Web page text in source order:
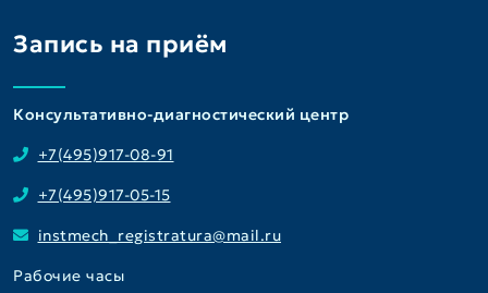
Запись на приём
Консультативно-диагностический центр
+7(495)917-08-91
+7(495)917-05-15
instmech_registratura@mail.ru
Рабочие часы